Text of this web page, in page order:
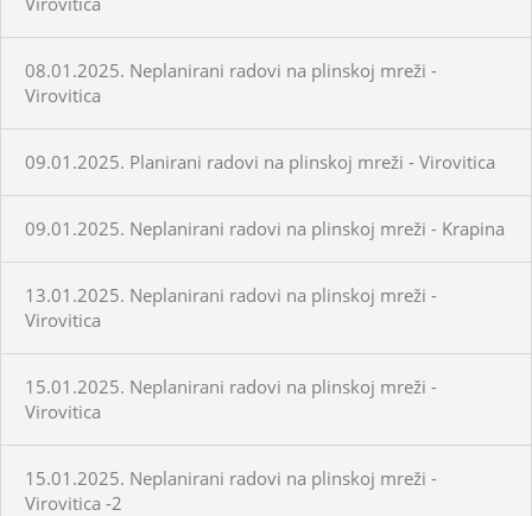
08.01.2025. Neplanirani radovi na plinskoj mreži -
Virovitica
09.01.2025. Planirani radovi na plinskoj mreži - Virovitica
09.01.2025. Neplanirani radovi na plinskoj mreži - Krapina
13.01.2025. Neplanirani radovi na plinskoj mreži -
Virovitica
15.01.2025. Neplanirani radovi na plinskoj mreži -
Virovitica
15.01.2025. Neplanirani radovi na plinskoj mreži -
Virovitica -2